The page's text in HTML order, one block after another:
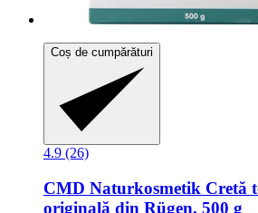
Coș de cumpărături
4.9 (26)
CMD Naturkosmetik Cretă
originală din Rügen, 500 g